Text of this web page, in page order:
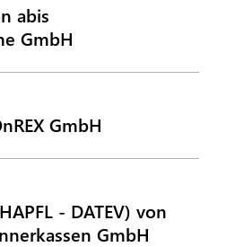
abis
GmbH
GmbH
- DATEV) von
GmbH